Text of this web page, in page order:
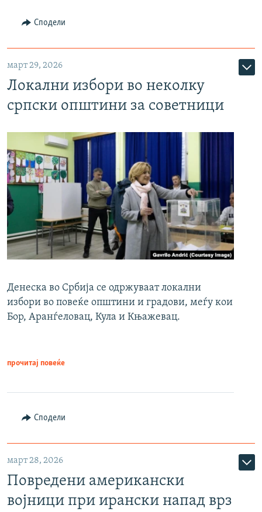
Сподели
март 29, 2026
Локални избори во неколку
српски општини за советници
Денеска во Србија се одржуваат локални
избори во повеќе општини и градови, меѓу кои
Бор, Аранѓеловац, Кула и Књажевац.
прочитај повеќе
Сподели
март 28, 2026
Повредени американски
војници при ирански напад врз